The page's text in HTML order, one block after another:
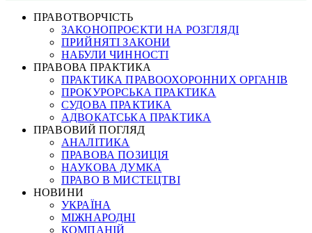
ПРАВОТВОРЧІСТЬ
ЗАКОНОПРОЄКТИ НА РОЗГЛЯДІ
ПРИЙНЯТІ ЗАКОНИ
НАБУЛИ ЧИННОСТІ
ПРАВОВА ПРАКТИКА
ПРАКТИКА ПРАВООХОРОННИХ ОРГАНІВ
ПРОКУРОРСЬКА ПРАКТИКА
СУДОВА ПРАКТИКА
АДВОКАТСЬКА ПРАКТИКА
ПРАВОВИЙ ПОГЛЯД
АНАЛІТИКА
ПРАВОВА ПОЗИЦІЯ
НАУКОВА ДУМКА
ПРАВО В МИСТЕЦТВІ
НОВИНИ
УКРАЇНА
МІЖНАРОДНІ
КОМПАНІЙ